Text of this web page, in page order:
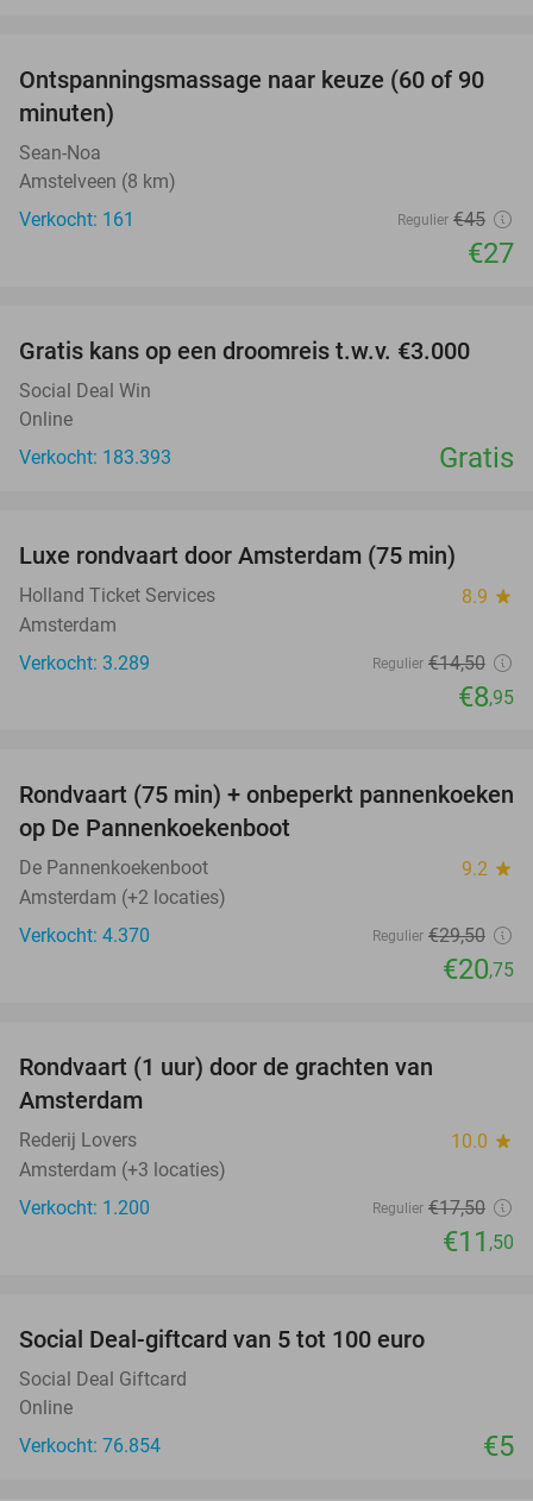
40%
Ontspanningsmassage naar keuze (60 of 90
minuten)
Sean-Noa
Amstelveen (8 km)
Verkocht: 161
Regulier €45
€27
Gratis kans op een droomreis t.w.v. €3.000
Social Deal Win
Online
Verkocht: 183.393
Gratis
Luxe rondvaart door Amsterdam (75 min)
Holland Ticket Services 8.9 star
Amsterdam
Verkocht: 3.289
Regulier €14,50
€8,95
30%
Rondvaart (75 min) + onbeperkt pannenkoeken
op De Pannenkoekenboot
De Pannenkoekenboot 9.2 star
Amsterdam (+2 locaties)
Verkocht: 4.370
Regulier €29,50
€20,75
Rondvaart (1 uur) door de grachten van
Amsterdam
Rederij Lovers 10.0 star
Amsterdam (+3 locaties)
Verkocht: 1.200
Regulier €17,50
€11 ,50
Social Deal-giftcard van 5 tot 100 euro
Social Deal Giftcard
Online
Verkocht: 76.854
€5